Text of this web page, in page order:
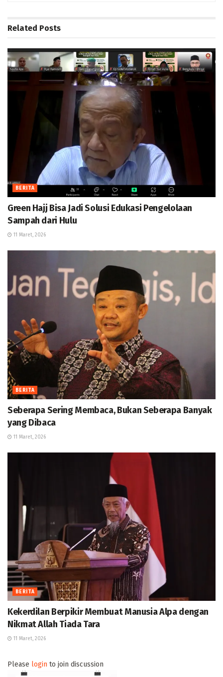
Related Posts
BERITA
Green Hajj Bisa Jadi Solusi Edukasi Pengelolaan
Sampah dari Hulu
11 Maret, 2026
BERITA
Seberapa Sering Membaca, Bukan Seberapa Banyak
yang Dibaca
11 Maret, 2026
BERITA
Kekerdilan Berpikir Membuat Manusia Alpa dengan
Nikmat Allah Tiada Tara
11 Maret, 2026
Please login to join discussion